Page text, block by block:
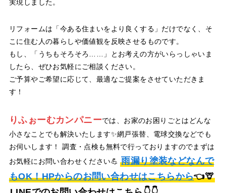
実現しました。
リフォームは「今ある住まいをより良くする」だけでなく、そ
こに住む人の暮らしや価値観を反映させるものです。
もし、「うちもそろそろ……」とお考えの方がいらっしゃいま
したら、ぜひお気軽にご相談ください。
ご予算やご希望に応じて、最適なご提案をさせていただきま
す！
りふぉーむカンパニーでは、お家のお困りごとはどんな
小さなことでも解決いたします✨網戸張替、電球交換などでも
お伺いします！調査・点検も無料で行っておりますのでまずは
お気軽にお問い合わせください💪雨漏り塗装などなんで
もOK！HPからのお問い合わせはこちらから👈🦒